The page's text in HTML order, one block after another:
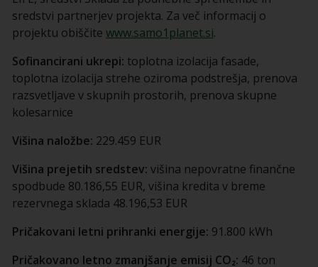
sredstvi partnerjev projekta. Za več informacij o
projektu obiščite www.samo1planet.si.
Sofinancirani ukrepi: toplotna izolacija fasade,
toplotna izolacija strehe oziroma podstrešja, prenova
razsvetljave v skupnih prostorih, prenova skupne
kolesarnice
Višina naložbe: 229.459 EUR
Višina prejetih sredstev: višina nepovratne finančne
spodbude 80.186,55 EUR, višina kredita v breme
rezervnega sklada 48.196,53 EUR
Pričakovani letni prihranki energije: 91.800 kWh
Pričakovano letno zmanjšanje emisij CO₂: 46 ton